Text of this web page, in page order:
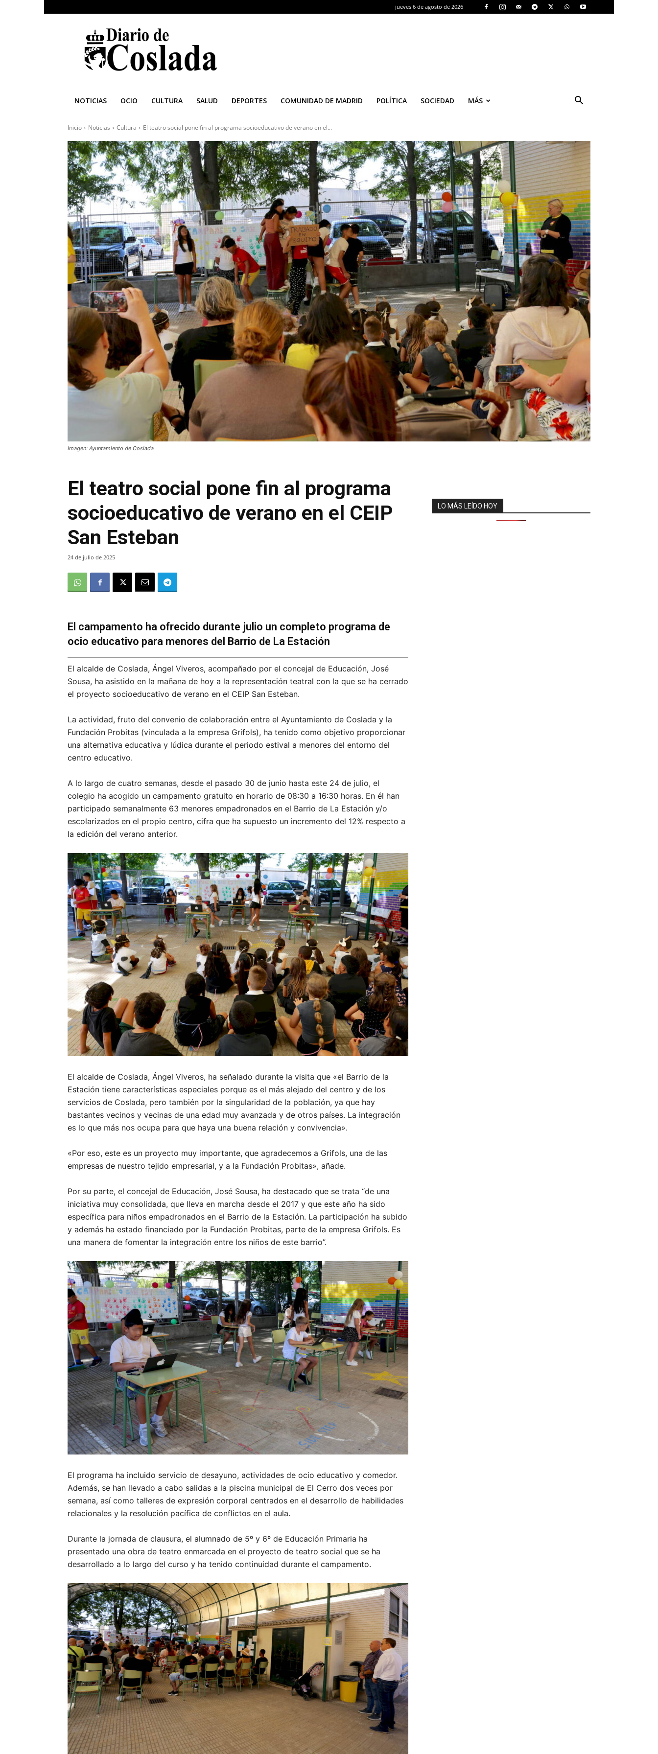
jueves 6 de agosto de 2026
Diario
de
Coslada
NOTICIAS OCIO CULTURA SALUD DEPORTES COMUNIDAD DE MADRID POLÍTICA SOCIEDAD MÁS
Inicio Noticias Cultura El teatro social pone fin al programa socioeducativo de verano en el...
Imagen: Ayuntamiento de Coslada
El teatro social pone fin al programa
socioeducativo de verano en el CEIP
San Esteban
24 de julio de 2025
El campamento ha ofrecido durante julio un completo programa de
ocio educativo para menores del Barrio de La Estación
El alcalde de Coslada, Ángel Viveros, acompañado por el concejal de Educación, José
Sousa, ha asistido en la mañana de hoy a la representación teatral con la que se ha cerrado
el proyecto socioeducativo de verano en el CEIP San Esteban.
La actividad, fruto del convenio de colaboración entre el Ayuntamiento de Coslada y la
Fundación Probitas (vinculada a la empresa Grifols), ha tenido como objetivo proporcionar
una alternativa educativa y lúdica durante el periodo estival a menores del entorno del
centro educativo.
A lo largo de cuatro semanas, desde el pasado 30 de junio hasta este 24 de julio, el
colegio ha acogido un campamento gratuito en horario de 08:30 a 16:30 horas. En él han
participado semanalmente 63 menores empadronados en el Barrio de La Estación y/o
escolarizados en el propio centro, cifra que ha supuesto un incremento del 12% respecto a
la edición del verano anterior.
El alcalde de Coslada, Ángel Viveros, ha señalado durante la visita que «el Barrio de la
Estación tiene características especiales porque es el más alejado del centro y de los
servicios de Coslada, pero también por la singularidad de la población, ya que hay
bastantes vecinos y vecinas de una edad muy avanzada y de otros países. La integración
es lo que más nos ocupa para que haya una buena relación y convivencia».
«Por eso, este es un proyecto muy importante, que agradecemos a Grifols, una de las
empresas de nuestro tejido empresarial, y a la Fundación Probitas», añade.
Por su parte, el concejal de Educación, José Sousa, ha destacado que se trata “de una
iniciativa muy consolidada, que lleva en marcha desde el 2017 y que este año ha sido
específica para niños empadronados en el Barrio de la Estación. La participación ha subido
y además ha estado financiado por la Fundación Probitas, parte de la empresa Grifols. Es
una manera de fomentar la integración entre los niños de este barrio”.
El programa ha incluido servicio de desayuno, actividades de ocio educativo y comedor.
Además, se han llevado a cabo salidas a la piscina municipal de El Cerro dos veces por
semana, así como talleres de expresión corporal centrados en el desarrollo de habilidades
relacionales y la resolución pacífica de conflictos en el aula.
Durante la jornada de clausura, el alumnado de 5º y 6º de Educación Primaria ha
presentado una obra de teatro enmarcada en el proyecto de teatro social que se ha
desarrollado a lo largo del curso y ha tenido continuidad durante el campamento.
LO MÁS LEÍDO HOY